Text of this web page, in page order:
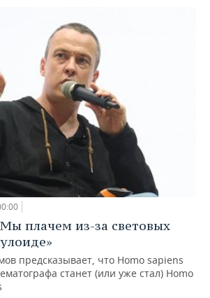
плачем из-за световых
предсказывает, что Homo sapiens
станет (или уже стал) Homo